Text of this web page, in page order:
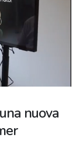
nuova